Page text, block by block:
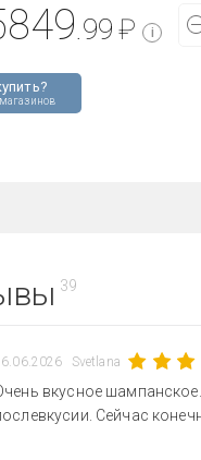
.99 ₽ i
39
Svetlana
вкусное
Сейчас